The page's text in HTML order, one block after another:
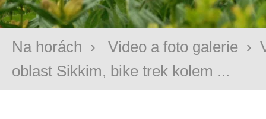
Na horách › Video a foto galerie ›
oblast Sikkim, bike trek kolem ...